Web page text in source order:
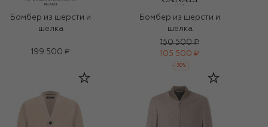
Бомбер из шерсти и
шелка
199 500 ₽
Бомбер из шерсти и
шелка
150 500 ₽
105 500 ₽
-30%